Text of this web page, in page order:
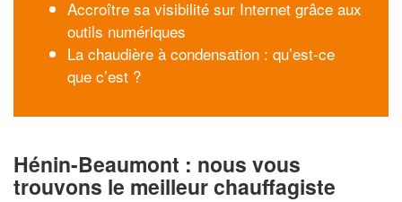
Accroître sa visibilité sur Internet grâce aux
outils numériques
La chaudière à condensation : qu’est-ce
que c’est ?
Hénin-Beaumont : nous vous
trouvons le meilleur chauffagiste